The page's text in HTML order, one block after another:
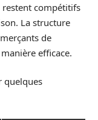
compétitifs
La structure
de
efficace.
quelques